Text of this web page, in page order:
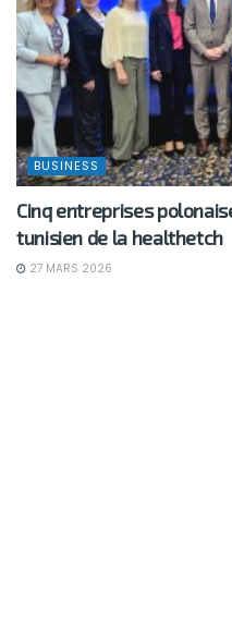
BUSINESS
Cinq entreprises
tunisien de la healthetch
27 MARS 2026